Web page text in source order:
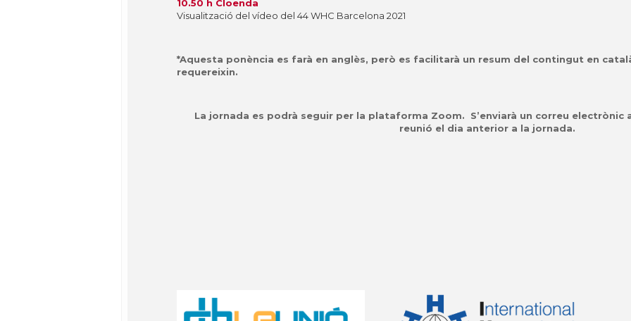
10.50 h Cloenda
Visualització del vídeo del 44 WHC Barcelona 2021
*Aquesta ponència es farà en anglès, però es facilitarà un resum del contingut en
requereixin.
La jornada es podrà seguir per la plataforma Zoom. S’enviarà un correu electrònic
reunió el dia anterior a la jornada.